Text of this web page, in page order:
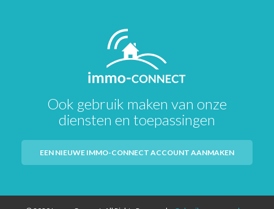
Ook gebruik maken van onze
diensten en toepassingen
EEN NIEUWE IMMO-CONNECT ACCOUNT AANMAKEN